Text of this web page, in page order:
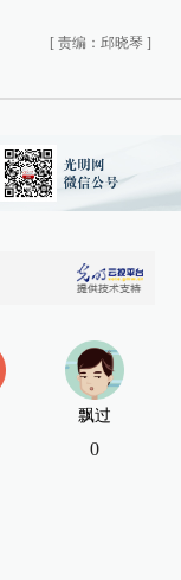
[ 责编：邱晓琴 ]
飘过
0